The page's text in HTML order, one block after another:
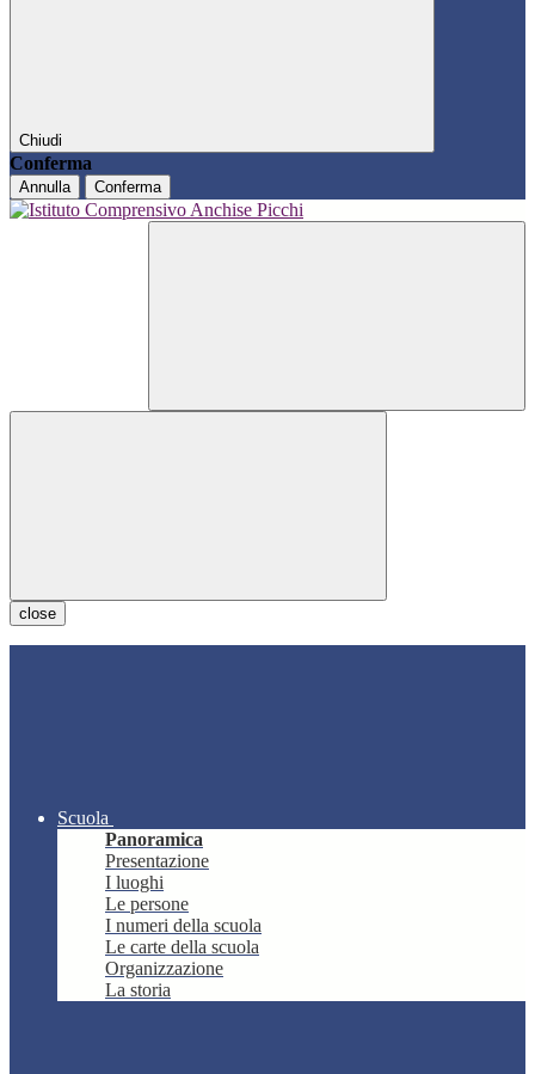
Chiudi
Conferma
Annulla Conferma
close
Scuola
Panoramica
Presentazione
I luoghi
Le persone
I numeri della scuola
Le carte della scuola
Organizzazione
La storia